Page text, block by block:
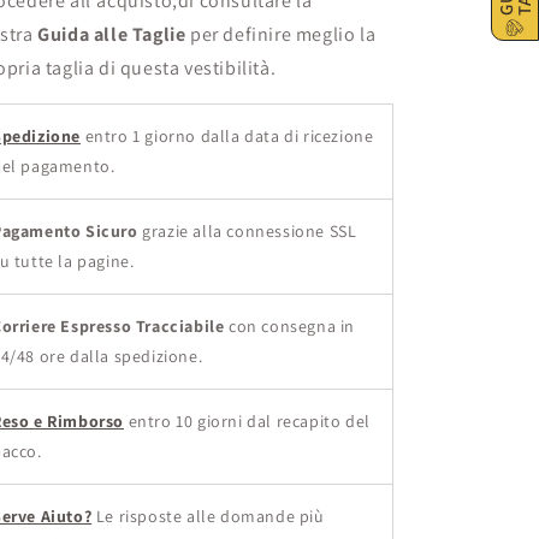
Guida alle Taglie per definire meglio la
taglia di questa vestibilità.
entro 1 giorno dalla data di ricezione
pagamento.
Sicuro grazie alla connessione SSL
tutte la pagine.
Espresso Tracciabile con consegna in
48 ore dalla spedizione.
e Rimborso entro 10 giorni dal recapito del
Aiuto? Le risposte alle domande più